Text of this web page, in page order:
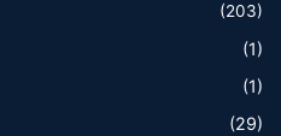
(203)
(1)
(1)
(29)